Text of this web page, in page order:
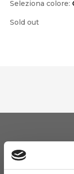
Seleziona colore:
Sold out
Tieniti